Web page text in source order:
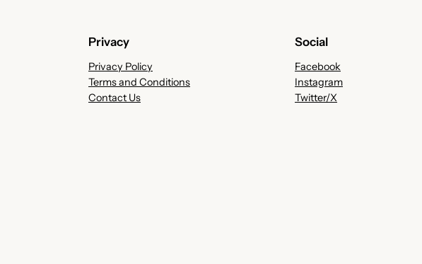
Privacy
Privacy Policy
Terms and Conditions
Contact Us
Social
Facebook
Instagram
Twitter/X